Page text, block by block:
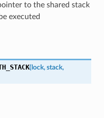
to the shared stack
executed
(lock, stack,